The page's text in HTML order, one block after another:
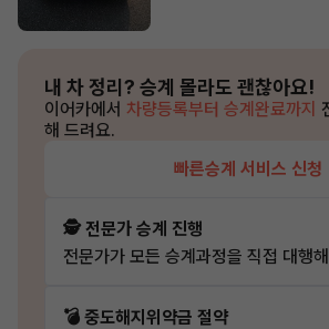
내 차 정리? 승계 몰라도 괜찮아요!
이어카에서 차량등록부터 승계완료까지
해 드려요.
빠른승계 서비스 신청
🕵️ 전문가 승계 진행
전문가가 모든 승계과정을 직접 대행
💣 중도해지위약금 절약